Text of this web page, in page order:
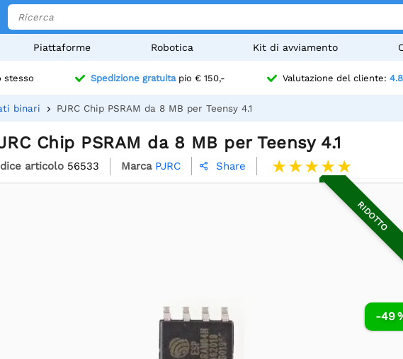
Piattaforme Robotica Kit di avviamento
stesso Spedizione gratuitapio € 150,- Valutazione del cliente: 4.8
binari PJRC Chip PSRAM da 8 MB per Teensy 4.1
Chip PSRAM da 8 MB per Teensy 4.1
articolo 56533 Marca PJRC  Share
-49
RIDOTTO